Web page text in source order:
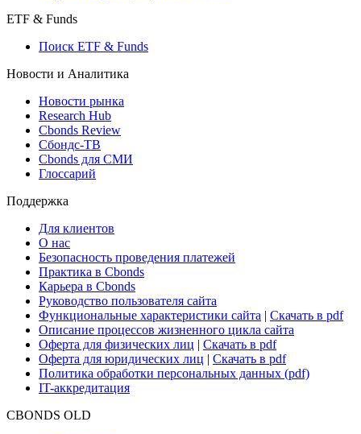
ETF & Funds
Поиск ETF & Funds
Новости и Аналитика
Новости рынка
Research Hub
Cbonds Review
Сбондс-ТВ
Cbonds для СМИ
Глоссарий
Поддержка
Для клиентов
О нас
Безопасность проведения платежей
Практика в Cbonds
Карьера в Cbonds
Руководство пользователя сайта
Функциональные характеристики сайта | Скачать в pdf
Описание процессов жизненного цикла сайта
Оферта для физических лиц | Скачать в pdf
Оферта для юридических лиц | Скачать в pdf
Политика обработки персональных данных (pdf)
IT-аккредитация
CBONDS OLD